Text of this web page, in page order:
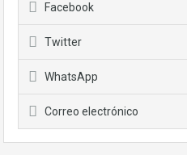
Facebook
Twitter
WhatsApp
Correo electrónico